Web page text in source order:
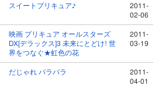
スイートプリキュア♪
2011-
02-06
映画 プリキュア オールスターズ
DX[デラックス]3 未来にとどけ! 世
界をつなぐ★虹色の花
2011-
03-19
だじゃれ パラパラ
2011-
04-01